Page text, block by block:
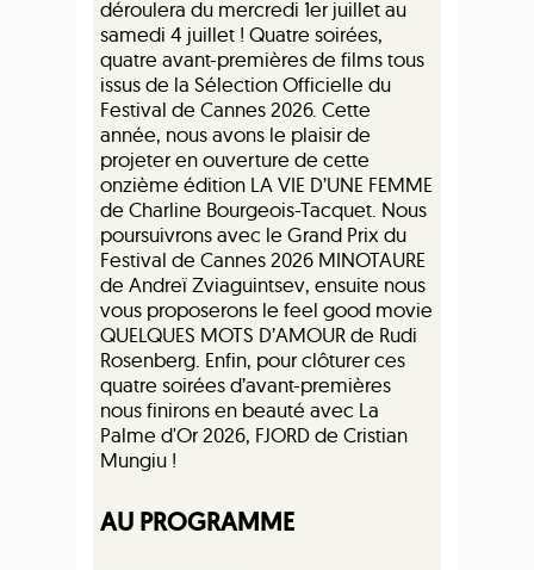
déroulera du mercredi 1er juillet au
samedi 4 juillet ! Quatre soirées,
quatre avant-premières de films tous
issus de la Sélection Officielle du
Festival de Cannes 2026. Cette
année, nous avons le plaisir de
projeter en ouverture de cette
onzième édition LA VIE D’UNE FEMME
de Charline Bourgeois-Tacquet. Nous
poursuivrons avec le Grand Prix du
Festival de Cannes 2026 MINOTAURE
de Andreï Zviaguintsev, ensuite nous
vous proposerons le feel good movie
QUELQUES MOTS D’AMOUR de Rudi
Rosenberg. Enfin, pour clôturer ces
quatre soirées d’avant-premières
nous finirons en beauté avec La
Palme d'Or 2026, FJORD de Cristian
Mungiu !
AU PROGRAMME